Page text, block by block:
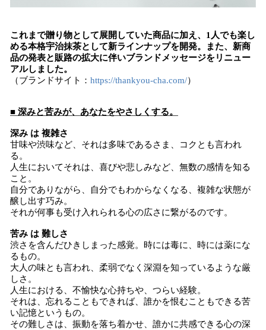
これまで贈り物として展開していた商品に加え、1人でも楽し
める本格宇治抹茶として新ラインナップを開発。また、新商
品の発表と販路の拡大に伴いブランドメッセージをリニュー
アルしました。
（ブランドサイト： https://thankyou-cha.com/）
■ 深みと苦みが、あなたをやさしくする。
深み は 複雑さ
甘味や渋味など、それは多味であるさま、コクとも言われ
る。
人生においてそれは、喜びや悲しみなど、無数の感情を知る
こと。
自分でありながら、自分でもわからなくなる、複雑な状態が
醸し出す巧み。
それが何事も受け入れられる心の広さに繋がるのです。
苦み は 難しさ
渋さを含んだひきしまった感覚。時には毒に、時には薬にな
るもの。
大人の味とも言われ、柔弱でなく深淵を知っているような厳
しさ。
人生における、不愉快な心持ちや、つらい経験。
それは、忘れることもできれば、誰かを恨むこともできる苦
い記憶というもの。
その難しさは、振動を落ち着かせ、誰かに共感できる心の深